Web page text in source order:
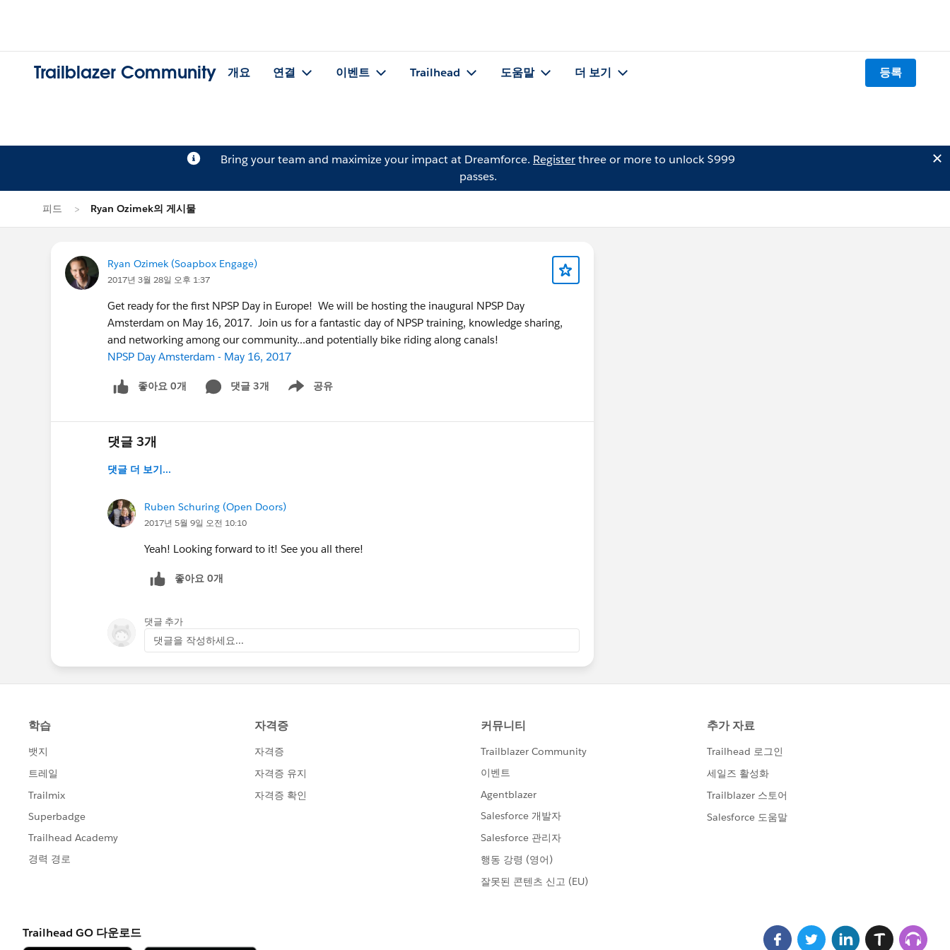
Trailblazer Community 개요 연결 이벤트 Trailhead 도움말 더 보기 등록
Bring your team and maximize your impact at Dreamforce. Registerthree or more to unlock $999
passes.
피드 Ryan Ozimek의 게시물
Ryan Ozimek (Soapbox Engage)
2017년 3월 28일 오후 1:37
Get ready for the first NPSP Day in Europe! We will be hosting the inaugural NPSP Day
Amsterdam on May 16, 2017. Join us for a fantastic day of NPSP training, knowledge sharing,
and networking among our community...and potentially bike riding along canals!
NPSP Day Amsterdam - May 16, 2017
좋아요 0개 댓글 3개 공유
Show menu
댓글 3개
댓글 더 보기...
Ruben Schuring (Open Doors)
2017년 5월 9일 오전 10:10
Yeah! Looking forward to it! See you all there!
좋아요 0개
댓글 추가
댓글을 작성하세요...